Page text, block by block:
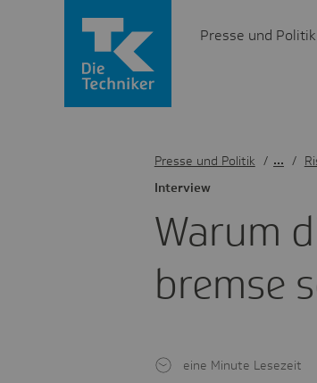
Presse und Politik
Warum
bremse
Inter­view
eine Minute Lesezeit
Presse und Politik /